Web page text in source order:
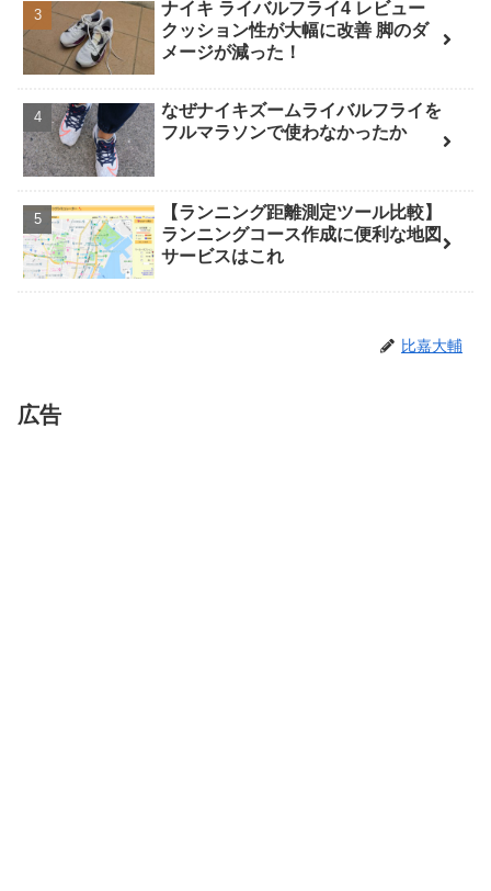
ナイキ ライバルフライ4 レビュー
クッション性が大幅に改善 脚のダ
メージが減った！
なぜナイキズームライバルフライを
フルマラソンで使わなかったか
【ランニング距離測定ツール比較】
ランニングコース作成に便利な地図
サービスはこれ
比嘉大輔
広告